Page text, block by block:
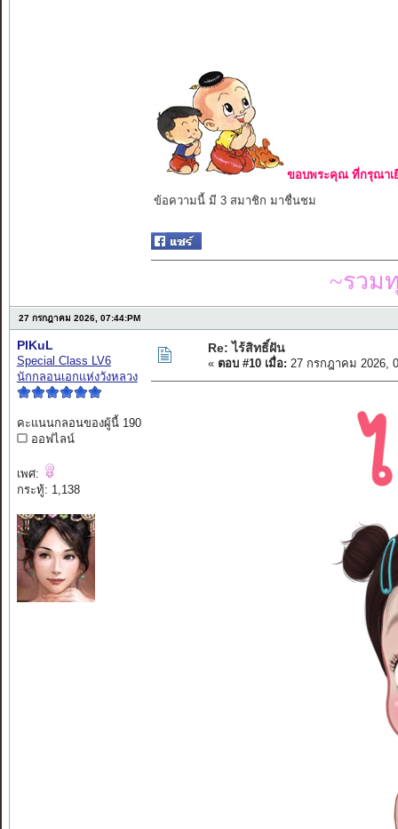
ขอบพระคุณ ที่กรุณาเ
ข้อความนี้ มี 3 สมาชิก มาชื่นชม
~รวม
27 กรกฎาคม 2026, 07:44:PM
PIKuL
Special Class LV6
นักกลอนเอกแห่งวังหลวง
คะแนนกลอนของผู้นี้ 190
ออฟไลน์
เพศ:
กระทู้: 1,138
Re: ไร้สิทธิ์ฝัน
« ตอบ #10 เมื่อ: 27 กรกฎาคม 2026,